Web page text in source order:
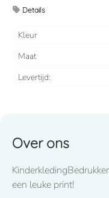
Verkrijgbaar vanaf
Wij drukken
Details
Kleur
Maat
Levertijd:
Over ons
een leuke print!